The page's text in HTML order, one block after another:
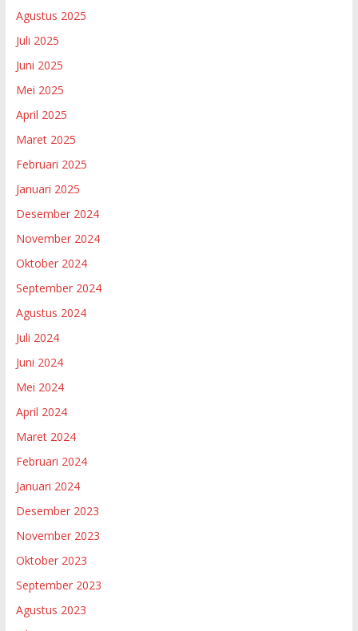
Agustus 2025
Juli 2025
Juni 2025
Mei 2025
April 2025
Maret 2025
Februari 2025
Januari 2025
Desember 2024
November 2024
Oktober 2024
September 2024
Agustus 2024
Juli 2024
Juni 2024
Mei 2024
April 2024
Maret 2024
Februari 2024
Januari 2024
Desember 2023
November 2023
Oktober 2023
September 2023
Agustus 2023